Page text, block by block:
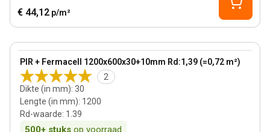
€ 44,12 p/m²
PIR + Fermacell 1200x600x30+10mm Rd:1,39 (=0,72 m²)
2
Dikte (in mm): 30
Lengte (in mm): 1200
Rd-waarde: 1.39
500+ stuks op voorraad
View product